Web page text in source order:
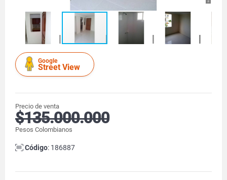
Google
Street View
Precio de venta
$135.000.000
Pesos Colombianos
Código: 186887